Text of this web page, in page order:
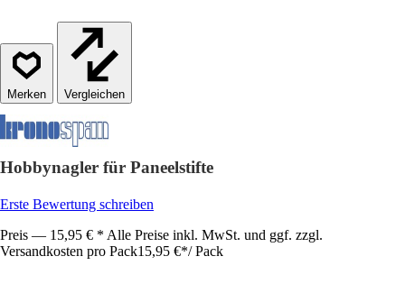
Vergleichen
Hobbynagler für Paneelstifte
Erste Bewertung schreiben
Preis — 15,95 € * Alle Preise inkl. MwSt. und ggf. zzgl.
Versandkosten pro Pack15,95 €*/ Pack